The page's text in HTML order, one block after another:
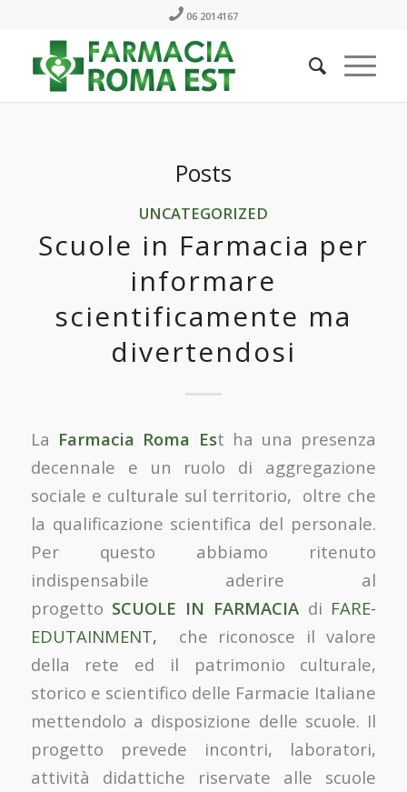
06 2014167
Posts
UNCATEGORIZED
Scuole in Farmacia per
informare
scientificamente ma
divertendosi
La Farmacia Roma Est ha una presenza
decennale e un ruolo di aggregazione
sociale e culturale sul territorio, oltre che
la qualificazione scientifica del personale.
Per questo abbiamo ritenuto
indispensabile aderire al
progetto SCUOLE IN FARMACIAdi FARE-
EDUTAINMENT, che riconosce il valore
della rete ed il patrimonio culturale,
storico e scientifico delle Farmacie Italiane
mettendolo a disposizione delle scuole. Il
progetto prevede incontri, laboratori,
attività didattiche riservate alle scuole